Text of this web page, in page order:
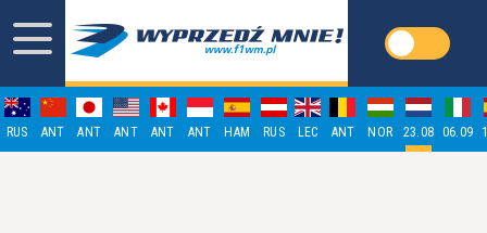
RUS ANT ANT ANT ANT ANT HAM RUS LEC ANT NOR 23.08 06.09